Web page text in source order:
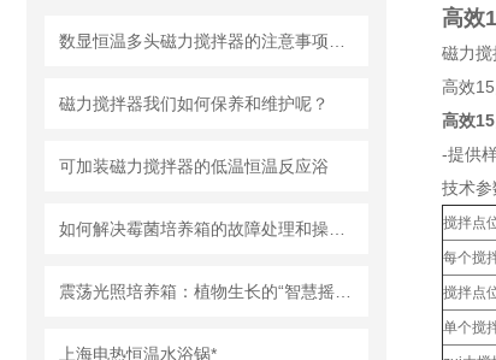
磁力搅拌器我们如何保养和维护呢？
可加装磁力搅拌器的低温恒温反应浴
上海电热恒温水浴锅*
高效
磁力搅
高效
高效
-提供
技术参
搅拌点
每个搅
搅拌点
单个搅